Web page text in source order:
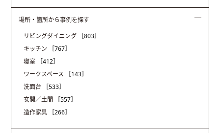
場所・箇所から事例を探す
リビングダイニング
［803］
キッチン
［767］
寝室
［412］
ワークスペース
［143］
洗面台
［533］
玄関／土間
［557］
造作家具
［266］